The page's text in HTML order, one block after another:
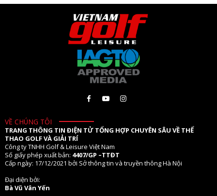
VỀ CHÚNG TÔI
TRANG THÔNG TIN ĐIỆN TỬ TỔNG HỢP CHUYÊN SÂU VỀ THỂ
THAO GOLF VÀ GIẢI TRÍ
Công ty TNHH Golf & Leisure Việt Nam
Số giấy phép xuất bản: 4407/GP –TTĐT
Cấp ngày: 17/12/2021 bởi Sở thông tin và truyền thông Hà Nội
Đại diện bởi:
Bà Vũ Vân Yến